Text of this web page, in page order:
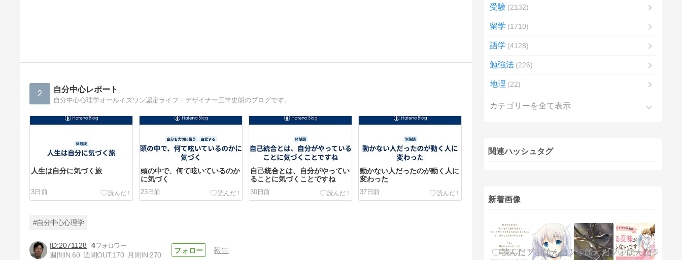
2 自分中心レポート
自分中心心理学オールイズワン認定ライフ・デザイナー三竿史朗のブログです。
人生は自分に気づく旅
3日前
頭の中で、何て呟いているのか
に気づく
23日前
自己統合とは、自分がやってい
ることに気づくことですね
30日前
動かない人だったのが動く人に
変わった
37日前
#自分中心心理学
2071128
4
週間IN:60 週間OUT:170 月間IN:270
報告
受験 2132
留学 1710
語学 4128
勉強法 226
地理 22
カテゴリーを全て表示
関連ハッシュタグ
新着画像